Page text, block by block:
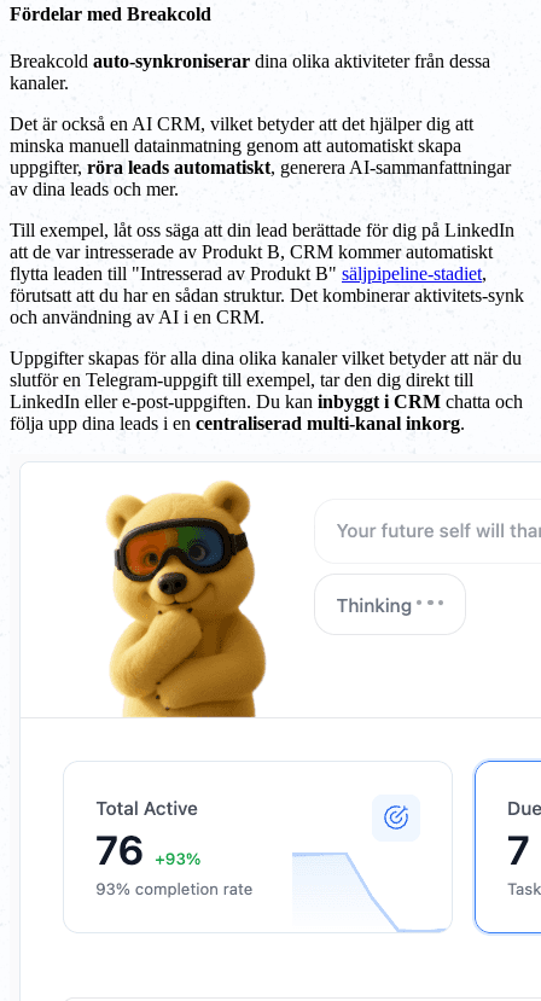
Fördelar med Breakcold
Breakcold auto-synkroniserar dina olika aktiviteter från dessa
kanaler.
Det är också en AI CRM, vilket betyder att det hjälper dig att
minska manuell datainmatning genom att automatiskt skapa
uppgifter, röra leads automatiskt, generera AI-sammanfattningar
av dina leads och mer.
Till exempel, låt oss säga att din lead berättade för dig på LinkedIn
att de var intresserade av Produkt B, CRM kommer automatiskt
flytta leaden till "Intresserad av Produkt B" säljpipeline-stadiet,
förutsatt att du har en sådan struktur. Det kombinerar aktivitets-synk
och användning av AI i en CRM.
Uppgifter skapas för alla dina olika kanaler vilket betyder att när du
slutför en Telegram-uppgift till exempel, tar den dig direkt till
LinkedIn eller e-post-uppgiften. Du kan inbyggt i CRM chatta och
följa upp dina leads i en centraliserad multi-kanal inkorg.